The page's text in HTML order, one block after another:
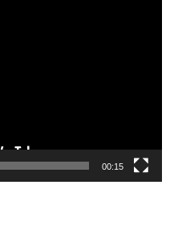
00:15